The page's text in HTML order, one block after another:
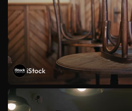
iStock